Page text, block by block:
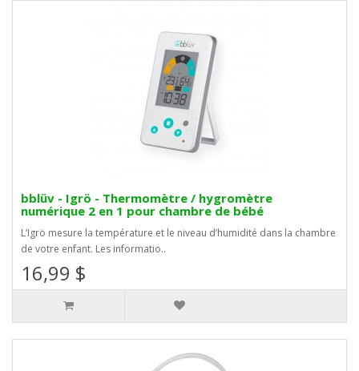
bblüv - Igrö - Thermomètre / hygromètre
numérique 2 en 1 pour chambre de bébé
L’Igrö mesure la température et le niveau d’humidité dans la chambre
de votre enfant. Les informatio..
16,99 $